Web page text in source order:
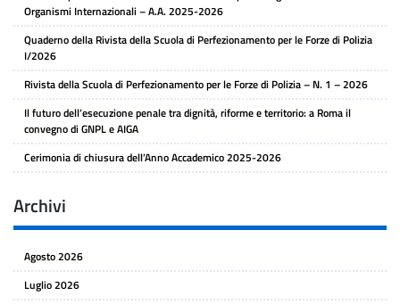
Organismi Internazionali – A.A. 2025-2026
Quaderno della Rivista della Scuola di Perfezionamento per le Forze di Polizia
I/2026
Rivista della Scuola di Perfezionamento per le Forze di Polizia – N. 1 – 2026
Il futuro dell’esecuzione penale tra dignità, riforme e territorio: a Roma il
convegno di GNPL e AIGA
Cerimonia di chiusura dell’Anno Accademico 2025-2026
Archivi
Agosto 2026
Luglio 2026